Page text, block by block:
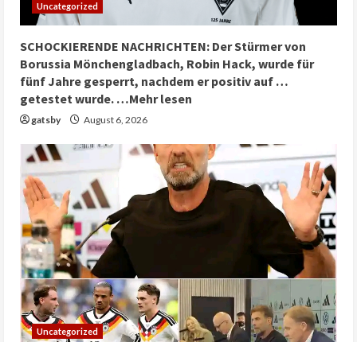
Uncategorized
SCHOCKIERENDE NACHRICHTEN: Der Stürmer von
Borussia Mönchengladbach, Robin Hack, wurde für
fünf Jahre gesperrt, nachdem er positiv auf …
getestet wurde. …Mehr lesen
gatsby August 6, 2026
Uncategorized